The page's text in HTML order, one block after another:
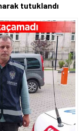
tutuklandı